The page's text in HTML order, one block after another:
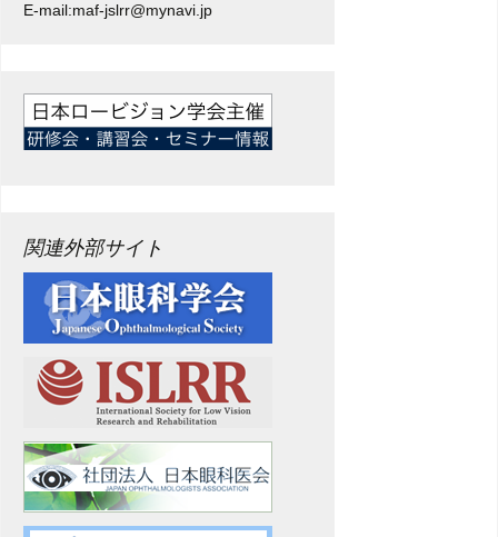
E-mail:maf-jslrr@mynavi.jp
関連外部サイト